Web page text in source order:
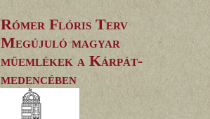
Rómer Flóris Terv
Megújuló magyar
műemlékek a Kárpát-
medencében